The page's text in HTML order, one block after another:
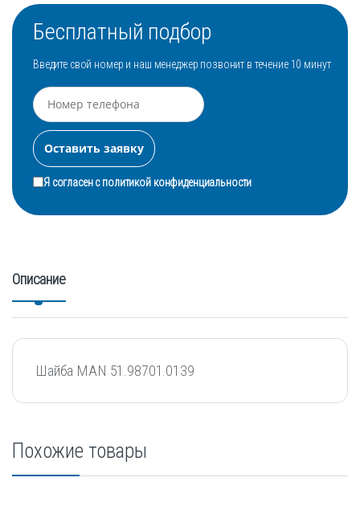
Бесплатный подбор
Введите свой номер и наш менеджер позвонит в течение 10 минут
Я согласен сполитикой конфиденциальности
Описание
Шайба MAN 51.98701.0139
Похожие товары